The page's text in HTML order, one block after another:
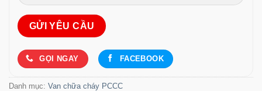
GỌI NGAY FACEBOOK
Danh mục: Van chữa cháy PCCC